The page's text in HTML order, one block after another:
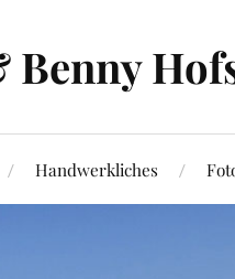
Benny
Handwerkliches